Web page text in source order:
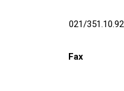
021/351.10.92
Fax